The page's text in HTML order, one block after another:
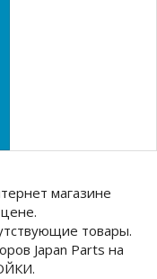
магазине
товары.
Japan Parts на